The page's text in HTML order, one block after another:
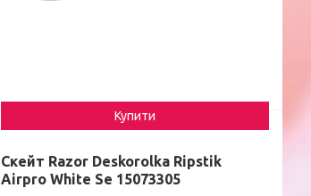
Купити
Скейт Razor Deskorolka Ripstik
Airpro White Se 15073305